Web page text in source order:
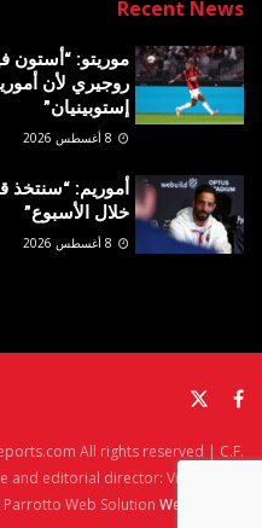
Recent News
موريتو: “أستون
روجيري لأن
إستوبينيان”
أموريم: “سنتخذ
خلال الأسبوع”
All rights reserved | C.F.
and editorial director: Vito Angelè
Web Solution Web Agency